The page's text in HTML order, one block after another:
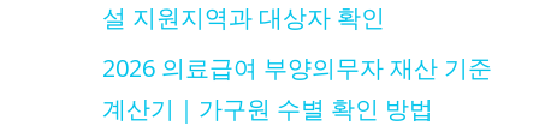
설 지원지역과 대상자 확인
2026 의료급여 부양의무자 재산 기준
계산기｜가구원 수별 확인 방법